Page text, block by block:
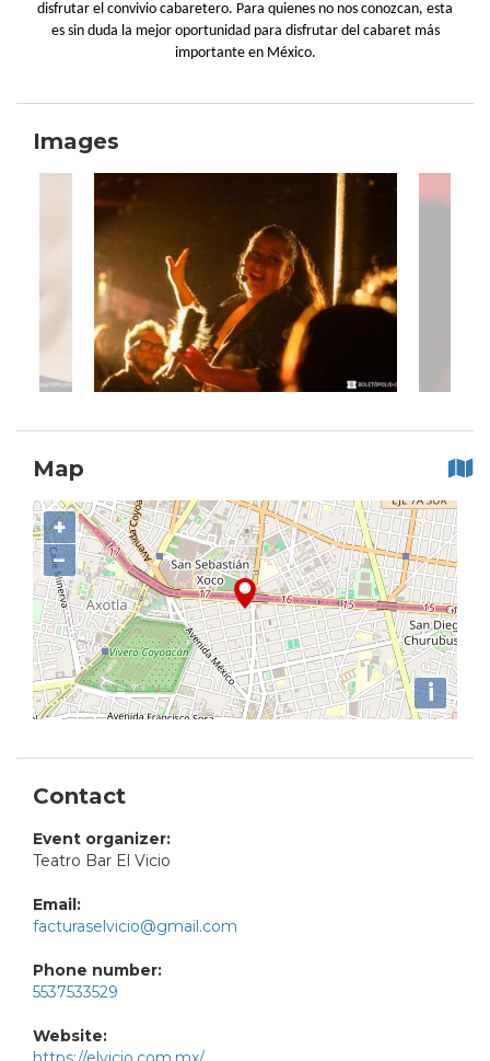
disfrutar el convivio cabaretero. Para quienes no nos conozcan, esta
es sin duda la mejor oportunidad para disfrutar del cabaret más
importante en México.
Images
Map
+
−
i
Contact
Event organizer:
Teatro Bar El Vicio
Email:
facturaselvicio@gmail.com
Phone number:
5537533529
Website: